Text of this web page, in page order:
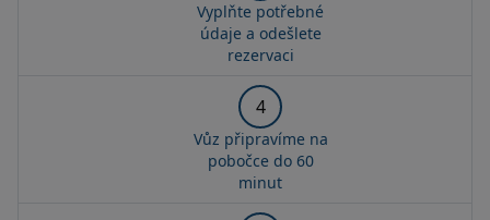
Vyplňte potřebné
údaje a odešlete
rezervaci
4
Vůz připravíme na
pobočce do 60
minut